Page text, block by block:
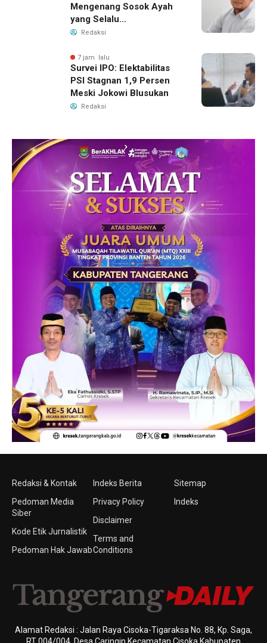
Mengenang Sosok Ayah
yang Selalu
Membersamaiku
Redaksi
7 jam lalu
Survei IPO: Elektabilitas
PSI Stagnan 1,9 Persen
Meski Jokowi Blusukan
Redaksi
Redaksi & Kontak
Pedoman Media
Siber
Kode Etik Jurnalistik
Pedoman Hak Jawab
Indeks Berita
Privacy Policy
Disclaimer
Terms and
Conditions
Sitemap
Indeks
Alamat Redaksi : Jalan Raya Cisoka-Tigaraksa No. 88, Kp. Saga,